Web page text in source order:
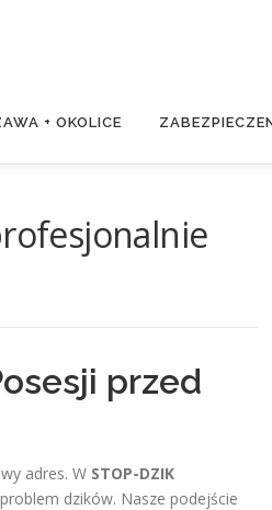
+ OKOLICE
przed
adres. W STOP-DZIK
dzików. Nasze podejście